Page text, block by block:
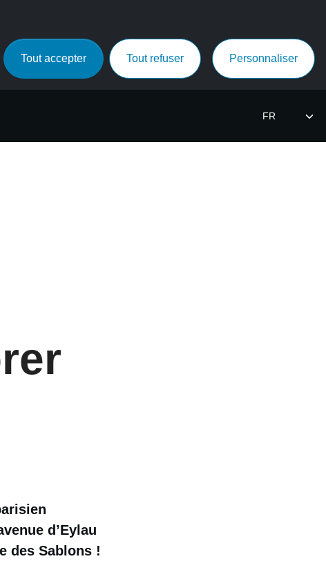
Tout accepter Tout refuser Personnaliser
d’Eylau
des Sablons !